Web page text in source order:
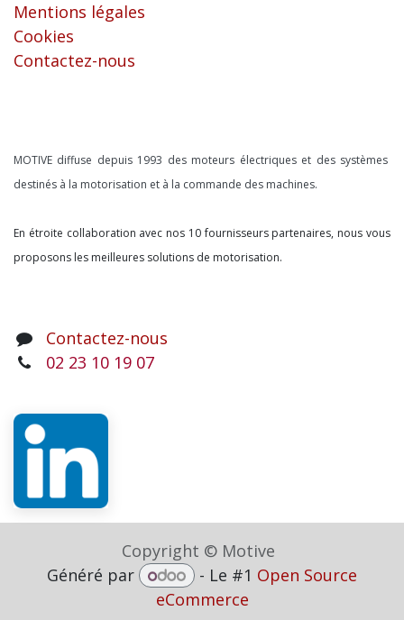
Mentions légales
Cookies
Contactez-nous
MOTIVE diffuse depuis 1993 des moteurs électriques et des systèmes
destinés à la motorisation et à la commande des machines.
En étroite collaboration avec nos 10 fournisseurs partenaires, nous vous
proposons les meilleures solutions de motorisation.
Contactez-nous
02 23 10 19 07
Copyright © Motive
Généré par
- Le #1 Open Source
eCommerce